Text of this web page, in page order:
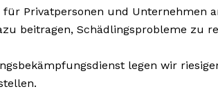
Privatpersonen und Unternehmen
beitragen, Schädlingsprobleme zu
legen wir